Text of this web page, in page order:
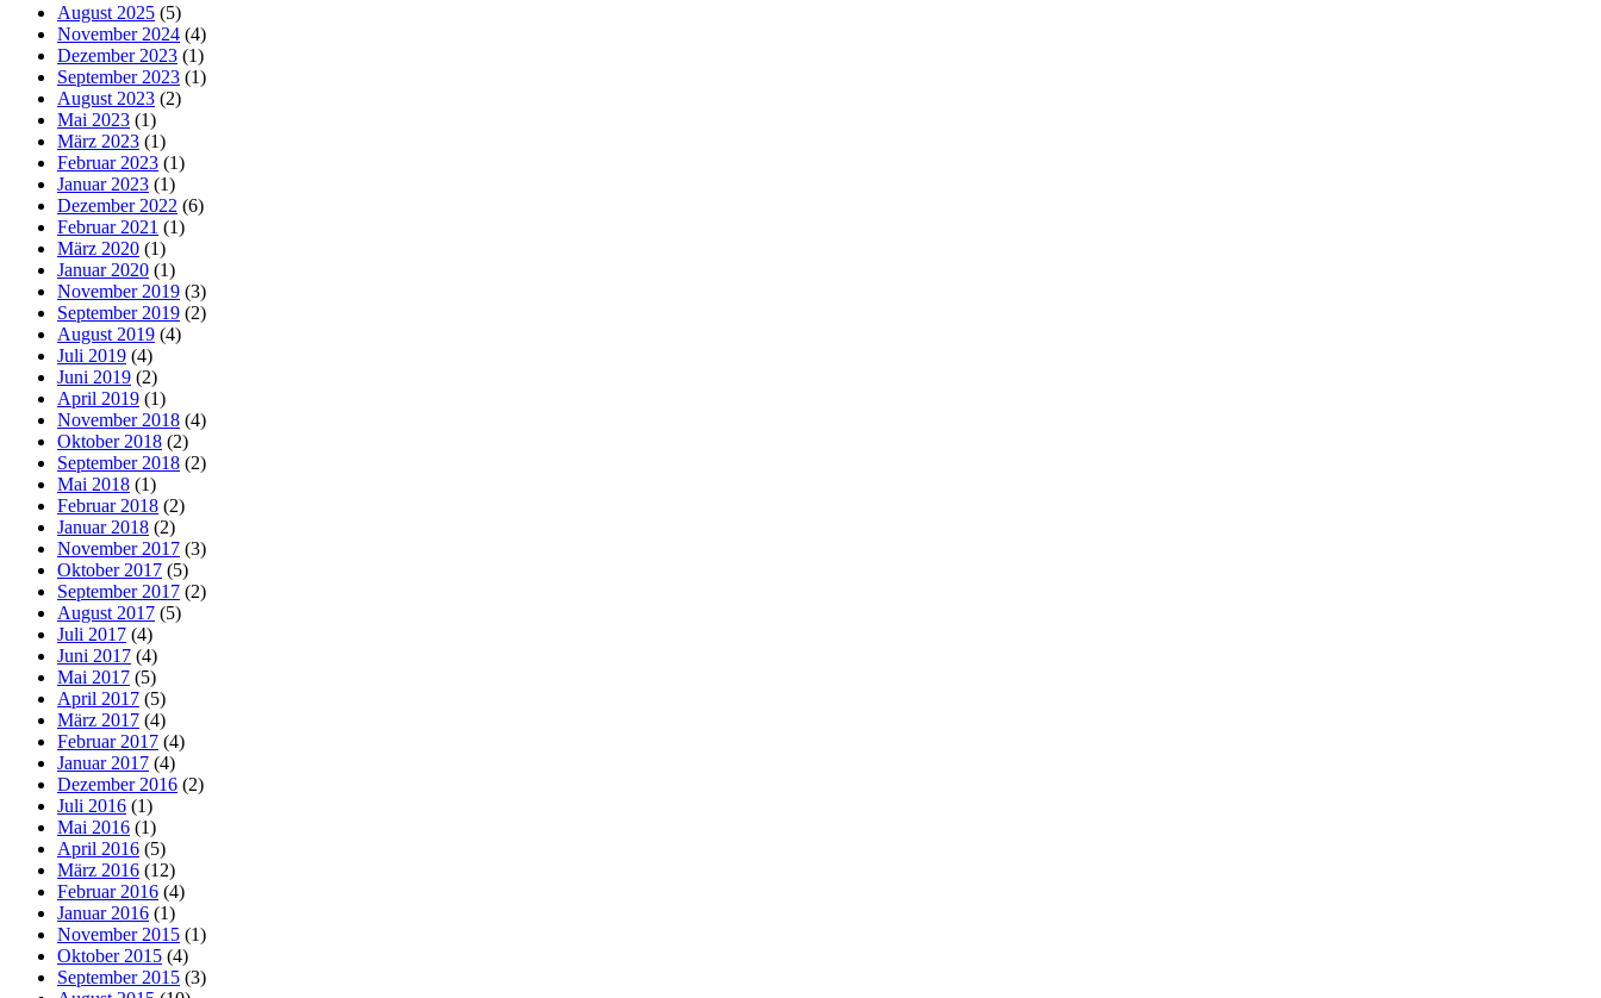
August 2025 (5)
November 2024 (4)
Dezember 2023 (1)
September 2023 (1)
August 2023 (2)
Mai 2023 (1)
März 2023 (1)
Februar 2023 (1)
Januar 2023 (1)
Dezember 2022 (6)
Februar 2021 (1)
März 2020 (1)
Januar 2020 (1)
November 2019 (3)
September 2019 (2)
August 2019 (4)
Juli 2019 (4)
Juni 2019 (2)
April 2019 (1)
November 2018 (4)
Oktober 2018 (2)
September 2018 (2)
Mai 2018 (1)
Februar 2018 (2)
Januar 2018 (2)
November 2017 (3)
Oktober 2017 (5)
September 2017 (2)
August 2017 (5)
Juli 2017 (4)
Juni 2017 (4)
Mai 2017 (5)
April 2017 (5)
März 2017 (4)
Februar 2017 (4)
Januar 2017 (4)
Dezember 2016 (2)
Juli 2016 (1)
Mai 2016 (1)
April 2016 (5)
März 2016 (12)
Februar 2016 (4)
Januar 2016 (1)
November 2015 (1)
Oktober 2015 (4)
September 2015 (3)